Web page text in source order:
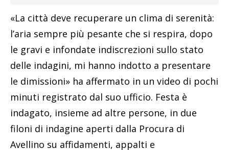
«La città deve recuperare un clima di serenità:
l’aria sempre più pesante che si respira, dopo
le gravi e infondate indiscrezioni sullo stato
delle indagini, mi hanno indotto a presentare
le dimissioni» ha affermato in un video di pochi
minuti registrato dal suo ufficio. Festa è
indagato, insieme ad altre persone, in due
filoni di indagine aperti dalla Procura di
Avellino su affidamenti, appalti e